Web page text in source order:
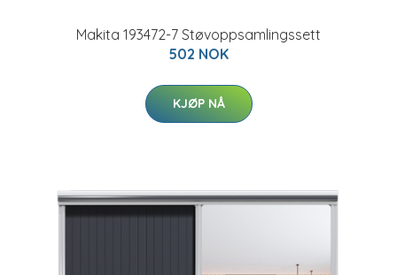
Makita 193472-7 Støvoppsamlingssett
502 NOK
KJØP NÅ